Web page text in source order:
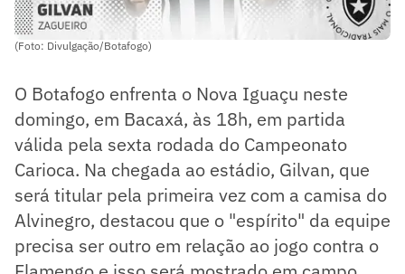
(Foto: Divulgação/Botafogo)
O Botafogo enfrenta o Nova Iguaçu neste
domingo, em Bacaxá, às 18h, em partida
válida pela sexta rodada do Campeonato
Carioca. Na chegada ao estádio, Gilvan, que
será titular pela primeira vez com a camisa do
Alvinegro, destacou que o "espírito" da equipe
precisa ser outro em relação ao jogo contra o